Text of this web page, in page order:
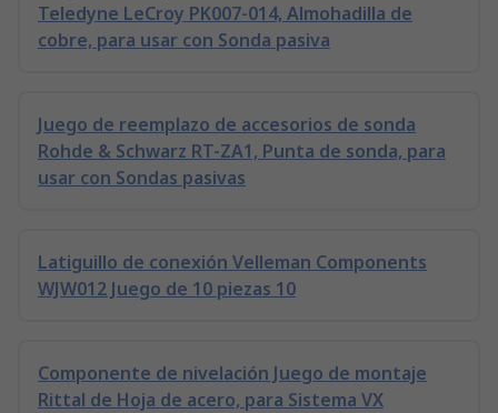
Teledyne LeCroy PK007-014, Almohadilla de
cobre, para usar con Sonda pasiva
Juego de reemplazo de accesorios de sonda
Rohde & Schwarz RT-ZA1, Punta de sonda, para
usar con Sondas pasivas
Latiguillo de conexión Velleman Components
WJW012 Juego de 10 piezas 10
Componente de nivelación Juego de montaje
Rittal de Hoja de acero, para Sistema VX